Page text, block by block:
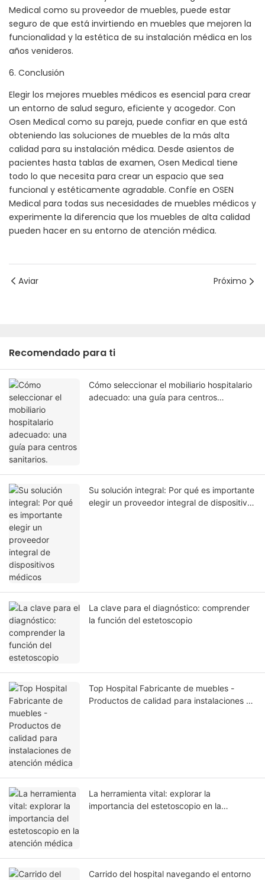
Medical como su proveedor de muebles, puede estar
seguro de que está invirtiendo en muebles que mejoren la
funcionalidad y la estética de su instalación médica en los
años venideros.
6. Conclusión
Elegir los mejores muebles médicos es esencial para crear
un entorno de salud seguro, eficiente y acogedor. Con
Osen Medical como su pareja, puede confiar en que está
obteniendo las soluciones de muebles de la más alta
calidad para su instalación médica. Desde asientos de
pacientes hasta tablas de examen, Osen Medical tiene
todo lo que necesita para crear un espacio que sea
funcional y estéticamente agradable. Confíe en OSEN
Medical para todas sus necesidades de muebles médicos y
experimente la diferencia que los muebles de alta calidad
pueden hacer en su entorno de atención médica.
Aviar Próximo
Recomendado para ti
Cómo seleccionar el mobiliario hospitalario
adecuado: una guía para centros
Su solución integral: Por qué es importante
elegir un proveedor integral de dispositivos
La clave para el diagnóstico: comprender
la función del estetoscopio
Top Hospital Fabricante de muebles -
Productos de calidad para instalaciones de
La herramienta vital: explorar la
importancia del estetoscopio en la
Carrido del hospital navegando el entorno